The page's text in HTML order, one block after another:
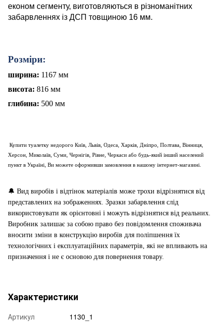
економ сегменту, виготовляються в різноманітних
забарвленнях із ДСП товщиною 16 мм.
Розміри:
ширина: 1167 мм
висота: 816 мм
глибина: 500 мм
Купити туалетку недорого Київ, Львів, Одеса, Харків, Дніпро, Полтава, Вінниця,
Херсон, Миколаїв, Суми, Чернігів, Рівне, Черкаси або будь-який інший населений
пункт в Україні, Ви можете оформивши замовлення в нашому інтернет-магазині.
🔔 Вид виробів і відтінок матеріалів може трохи відрізнятися від
представлених на зображеннях. Зразки забарвлення слід
використовувати як орієнтовні і можуть відрізнятися від реальних.
Виробник залишає за собою право без повідомлення споживача
вносити зміни в конструкцію виробів для поліпшення їх
технологічних і експлуатаційних параметрів, які не впливають на
призначення і не є основою для повернення товару.
Характеристики
Артикул 1130_1